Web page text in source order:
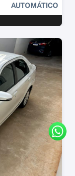
AUTOMÁTICO